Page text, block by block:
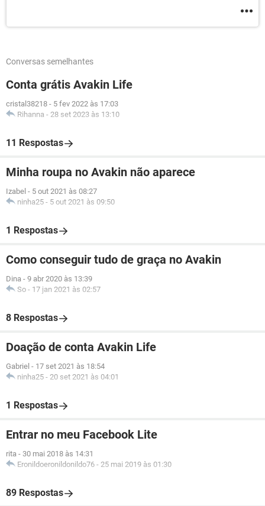
Conversas semelhantes
Conta grátis Avakin Life
cristal38218 - 5 fev 2022 às 17:03
Rihanna - 28 set 2023 às 13:10
11 Respostas
Minha roupa no Avakin não aparece
Izabel - 5 out 2021 às 08:27
ninha25 - 5 out 2021 às 09:50
1 Respostas
Como conseguir tudo de graça no Avakin
Dina - 9 abr 2020 às 13:39
So - 17 jan 2021 às 02:57
8 Respostas
Doação de conta Avakin Life
Gabriel - 17 set 2021 às 18:54
ninha25 - 20 set 2021 às 04:01
1 Respostas
Entrar no meu Facebook Lite
rita - 30 mai 2018 às 14:31
Eronildoeronildonildo76 - 25 mai 2019 às 01:30
89 Respostas